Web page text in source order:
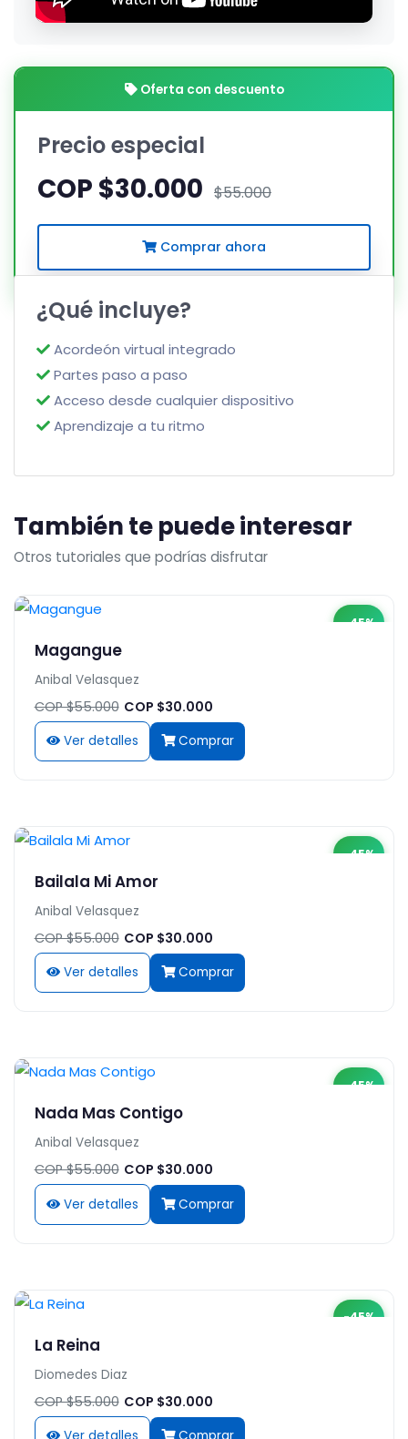
Oferta con descuento
Precio especial
COP $30.000 $55.000
Comprar ahora
¿Qué incluye?
Acordeón virtual integrado
Partes paso a paso
Acceso desde cualquier dispositivo
Aprendizaje a tu ritmo
También te puede interesar
Otros tutoriales que podrías disfrutar
-45%
Magangue
Anibal Velasquez
COP $55.000 COP $30.000
Ver detalles Comprar
-45%
Bailala Mi Amor
Anibal Velasquez
COP $55.000 COP $30.000
Ver detalles Comprar
-45%
Nada Mas Contigo
Anibal Velasquez
COP $55.000 COP $30.000
Ver detalles Comprar
-45%
La Reina
Diomedes Diaz
COP $55.000 COP $30.000